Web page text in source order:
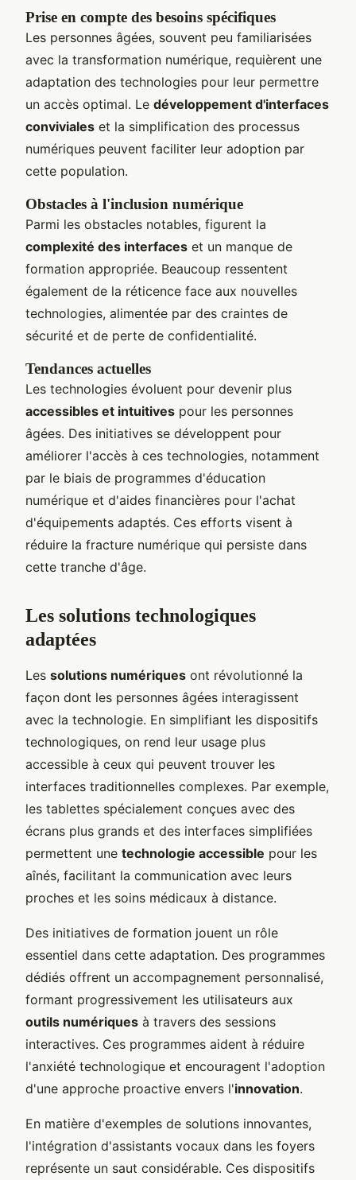
Prise en compte des besoins spécifiques
Les personnes âgées, souvent peu familiarisées
avec la transformation numérique, requièrent une
adaptation des technologies pour leur permettre
un accès optimal. Le développement d'interfaces
conviviales et la simplification des processus
numériques peuvent faciliter leur adoption par
cette population.
Obstacles à l'inclusion numérique
Parmi les obstacles notables, figurent la
complexité des interfaces et un manque de
formation appropriée. Beaucoup ressentent
également de la réticence face aux nouvelles
technologies, alimentée par des craintes de
sécurité et de perte de confidentialité.
Tendances actuelles
Les technologies évoluent pour devenir plus
accessibles et intuitives pour les personnes
âgées. Des initiatives se développent pour
améliorer l'accès à ces technologies, notamment
par le biais de programmes d'éducation
numérique et d'aides financières pour l'achat
d'équipements adaptés. Ces efforts visent à
réduire la fracture numérique qui persiste dans
cette tranche d'âge.
Les solutions technologiques
adaptées
Les solutions numériques ont révolutionné la
façon dont les personnes âgées interagissent
avec la technologie. En simplifiant les dispositifs
technologiques, on rend leur usage plus
accessible à ceux qui peuvent trouver les
interfaces traditionnelles complexes. Par exemple,
les tablettes spécialement conçues avec des
écrans plus grands et des interfaces simplifiées
permettent une technologie accessible pour les
aînés, facilitant la communication avec leurs
proches et les soins médicaux à distance.
Des initiatives de formation jouent un rôle
essentiel dans cette adaptation. Des programmes
dédiés offrent un accompagnement personnalisé,
formant progressivement les utilisateurs aux
outils numériques à travers des sessions
interactives. Ces programmes aident à réduire
l'anxiété technologique et encouragent l'adoption
d'une approche proactive envers l'innovation.
En matière d'exemples de solutions innovantes,
l'intégration d'assistants vocaux dans les foyers
représente un saut considérable. Ces dispositifs